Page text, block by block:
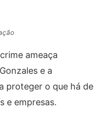
ameaça
e a
proteger o que há de
e empresas.